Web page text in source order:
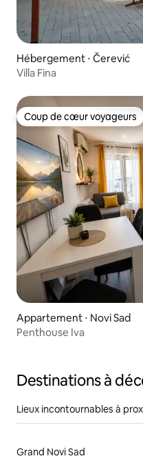
Hébergement ⋅ Čerević
Villa Fina
Coup de cœur voyageurs
Coup de cœur voyageurs
Appartement ⋅ Novi Sad
Penthouse Iva
Destinations à
Lieux incontournables à
Grand Novi Sad